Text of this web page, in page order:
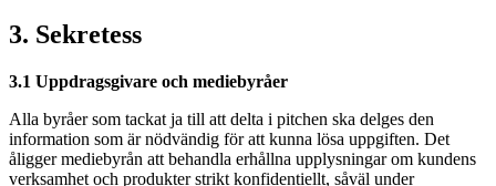
3. Sekretess
3.1 Uppdragsgivare och mediebyråer
Alla byråer som tackat ja till att delta i pitchen ska delges den
information som är nödvändig för att kunna lösa uppgiften. Det
åligger mediebyrån att behandla erhållna upplysningar om kundens
verksamhet och produkter strikt konfidentiellt, såväl under